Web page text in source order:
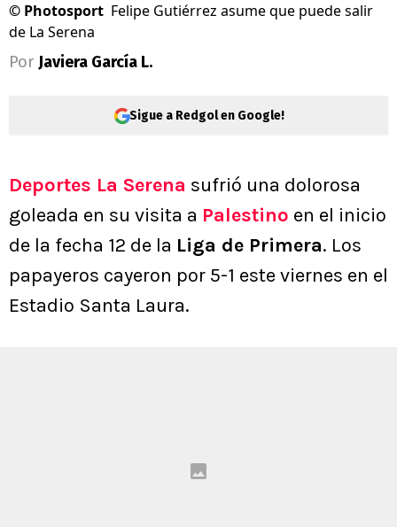
© Photosport Felipe Gutiérrez asume que puede salir
de La Serena
Por Javiera García L.
Sigue a Redgol en Google!
Deportes La Serena sufrió una dolorosa
goleada en su visita a Palestino en el inicio
de la fecha 12 de la Liga de Primera. Los
papayeros cayeron por 5-1 este viernes en el
Estadio Santa Laura.